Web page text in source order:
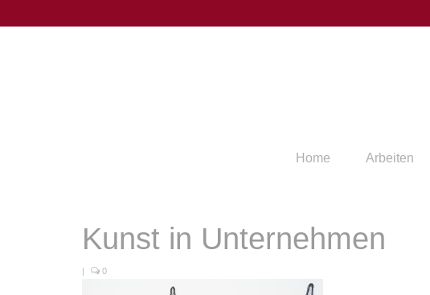
Home Arbeiten
Kunst in Unternehmen
| 0